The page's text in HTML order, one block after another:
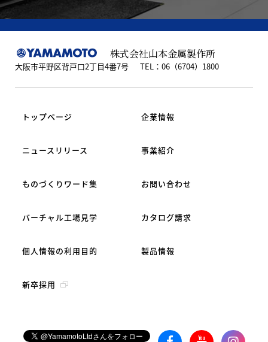
株式会社山本金属製作所
大阪市平野区背戸口2丁目4番7号 TEL：06（6704）1800
トップページ
ニュースリリース
ものづくりワード集
バーチャル工場見学
個人情報の利用目的
新卒採用
企業情報
事業紹介
お問い合わせ
カタログ請求
製品情報